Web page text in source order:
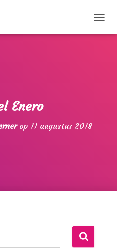
O
Enero
op 11 augustus 2018